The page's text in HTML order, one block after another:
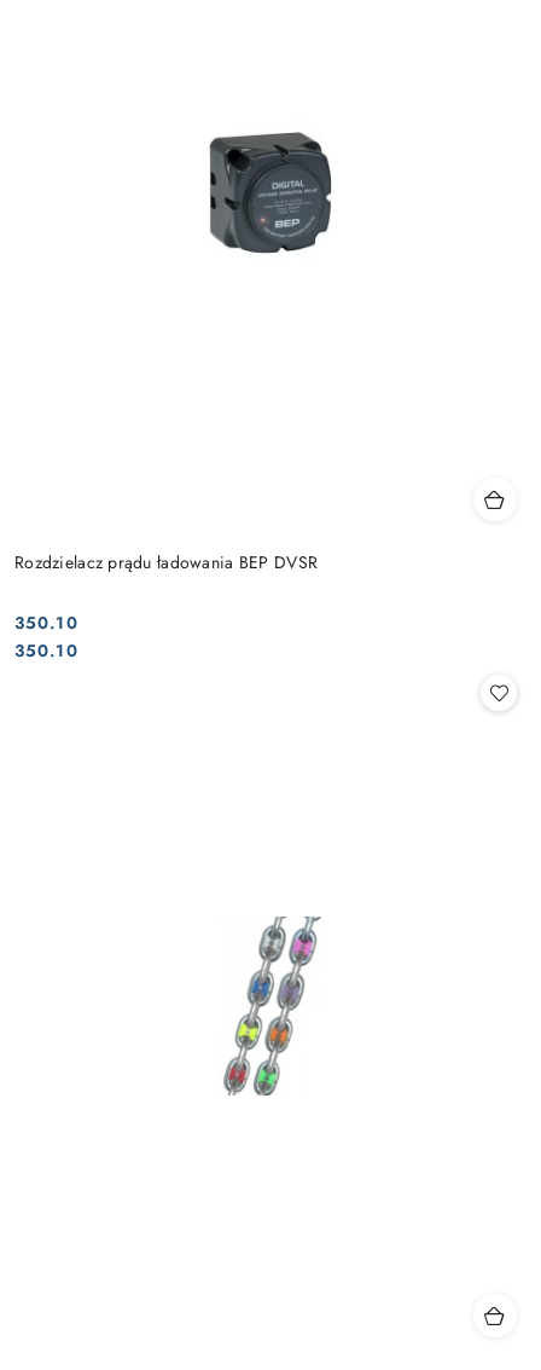
Rozdzielacz prądu ładowania BEP DVSR
Cena:
350.10
Cena:
350.10